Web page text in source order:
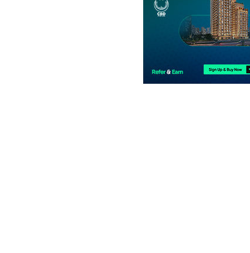
علاوہ
13.95 کروڑ
2.1 کنال